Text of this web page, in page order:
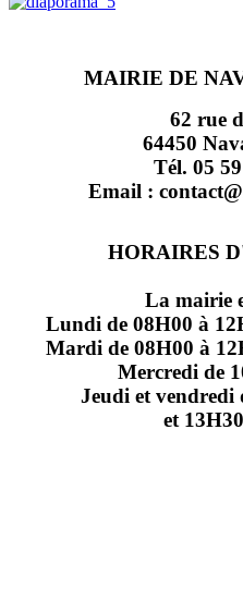
MAIRIE DE
62 rue
64450
Tél. 05
Email :
HORAIRES
La mairie
Lundi de 08H00 à
Mardi de 08H00 à
Mercredi de
Jeudi et vendredi
et